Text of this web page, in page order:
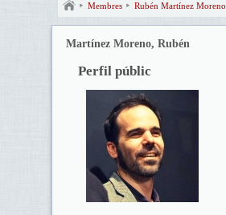
Membres Rubén Martínez Moreno
Martínez Moreno, Rubén
Perfil públic